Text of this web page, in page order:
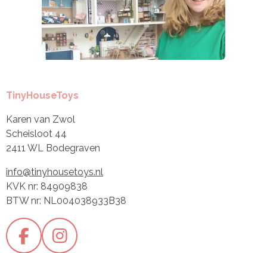
TinyHouseToys
Karen van Zwol
Scheisloot 44
2411 WL Bodegraven
info@tinyhousetoys.nl
KVK nr: 84909838
BTW nr: NL004038933B38
F
I